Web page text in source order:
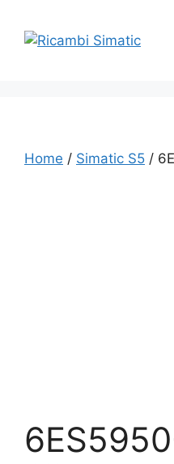
contenuto
Home / Simatic S5 /